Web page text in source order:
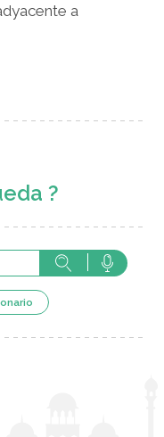
a
?